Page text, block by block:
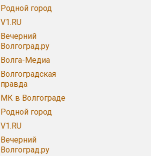
Родной город
V1.RU
Вечерний
Волгоград.ру
Волга-Медиа
Волгоградская
правда
МК в Волгограде
Родной город
V1.RU
Вечерний
Волгоград.ру